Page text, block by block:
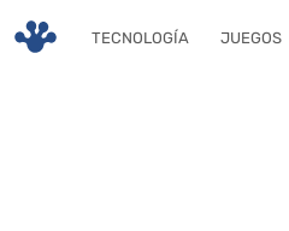
TECNOLOGÍA JUEGOS